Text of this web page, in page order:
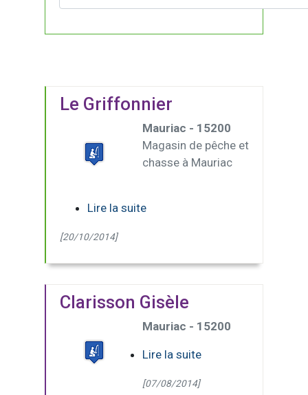
Le Griffonnier
Mauriac - 15200
Magasin de pêche et
chasse à Mauriac
Lire la suite
[20/10/2014]
Clarisson Gisèle
Mauriac - 15200
Lire la suite
[07/08/2014]